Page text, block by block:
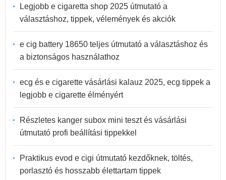
Legjobb e cigaretta shop 2025 útmutató a
választáshoz, tippek, vélemények és akciók
e cig battery 18650 teljes útmutató a választáshoz és
a biztonságos használathoz
ecg és e cigarette vásárlási kalauz 2025, ecg tippek a
legjobb e cigarette élményért
Részletes kanger subox mini teszt és vásárlási
útmutató profi beállítási tippekkel
Praktikus evod e cigi útmutató kezdőknek, töltés,
porlasztó és hosszabb élettartam tippek